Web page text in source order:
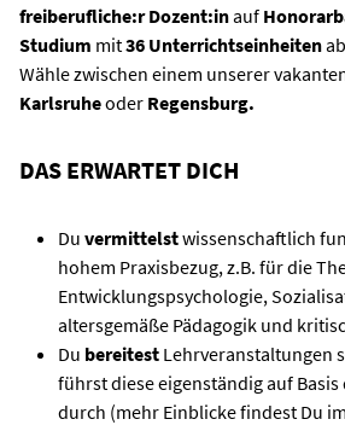
freiberufliche:r Dozent:inauf
Studium mit36 Unterrichtseinheiten
Wähle zwischen einem unserer
Karlsruheoder Regensburg.
DAS ERWARTET DICH
Du vermittelstwissenschaftlich
hohem Praxisbezug, z.B. für die
Entwicklungspsychologie,
altersgemäße Pädagogik und
Du bereitest Lehrveranstaltungen
führst diese eigenständig auf
durch (mehr Einblicke findest Du im